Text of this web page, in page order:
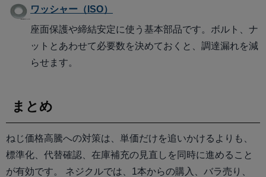
ワッシャー（ISO）
座面保護や締結安定に使う基本部品です。ボルト、ナ
ットとあわせて必要数を決めておくと、調達漏れを減
らせます。
まとめ
ねじ価格高騰への対策は、単価だけを追いかけるよりも、
標準化、代替確認、在庫補充の見直しを同時に進めること
が有効です。 ネジクルでは、1本からの購入、バラ売り、